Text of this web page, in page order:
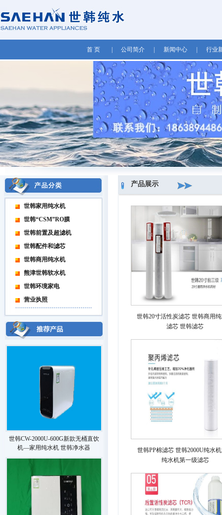
首 页 公司简介 新闻中心 行业
世韩家用纯水机
世韩“CSM”RO膜
世韩前置及超滤机
世韩配件和滤芯
世韩商用纯水机
熊津世韩软水机
世韩环境家电
营业执照
世韩CW-2000U-600G新款无桶直饮
机—家用纯水机 世韩净水器
产品展示
世韩20寸活性炭滤芯 世韩商用
滤芯 世韩滤芯
世韩PP棉滤芯 世韩2000U纯水
纯水机第一级滤芯